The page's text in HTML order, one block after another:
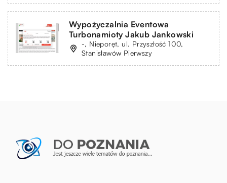
Wypożyczalnia Eventowa
Turbonamioty Jakub Jankowski
-, Nieporęt, ul. Przyszłość 100,
Stanisławów Pierwszy